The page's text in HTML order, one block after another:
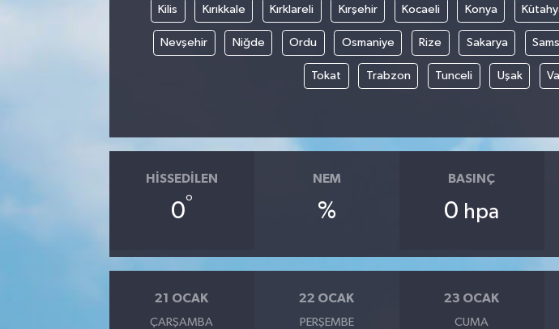
Kilis Kırıkkale Kırklareli Kırşehir Kocaeli Konya
Nevşehir Niğde Ordu Osmaniye Rize Sakarya
Tokat Trabzon Tunceli Uşak
HISSEDILEN
0°
NEM
%
BASINÇ
0 hpa
21 OCAK
ÇARŞAMBA
22 OCAK
PERŞEMBE
23 OCAK
CUMA